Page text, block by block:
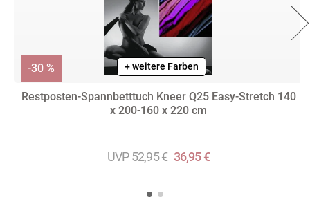
+ weitere Farben
Restposten-Spannbetttuch Kneer Q25 Easy-Stretch 140
x 200-160 x 220 cm
UVP 52,95 € 36,95 €
-30 %